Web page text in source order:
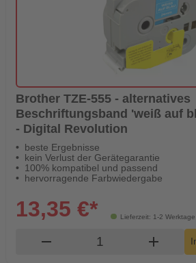
Brother TZE-555 - alternatives
Beschriftungsband 'weiß auf
- Digital Revolution
beste Ergebnisse
kein Verlust der Gerätegarantie
100% kompatibel und passend
hervorragende Farbwiedergabe
Lieferzeit: 1-2 Werktage
13,35 €*
remove Produkt add